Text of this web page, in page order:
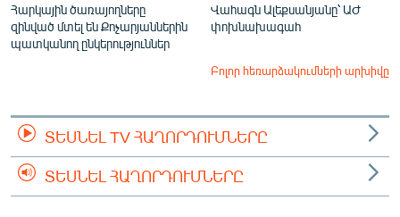
Հարկային ծառայողները
զինված մտել են Քոչարյաններին
պատկանող ընկերություններ
Վահագն Ալեքսանյանը՝ ԱԺ
փոխնախագահ
Բոլոր հեռարձակումների արխիվը
ՏԵՍՆԵԼ TV ՀԱՂՈՐԴՈՒՄՆԵՐԸ
ՏԵՍՆԵԼ ՀԱՂՈՐԴՈՒՄՆԵՐԸ